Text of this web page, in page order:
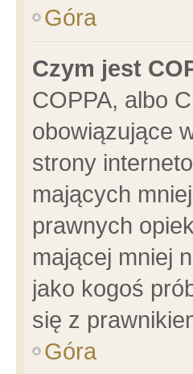
Góra
Czym jest
COPPA, albo
obowiązujące
strony
mających
prawnych
mającej mniej
jako kogoś
się z
Góra